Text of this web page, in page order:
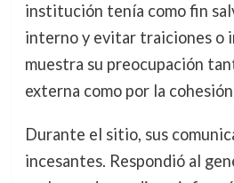
institución tenía como fin
interno y evitar traiciones o
muestra su preocupación
externa como por la
Durante el sitio, sus
incesantes. Respondió al